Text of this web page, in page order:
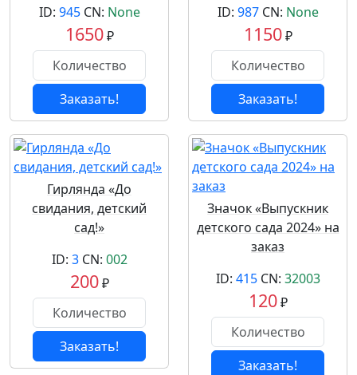
ID: 945CN: None
1650₽
Заказать!
ID: 987CN: None
1150₽
Заказать!
Гирлянда «До
свидания, детский
сад!»
ID: 3CN: 002
200₽
Заказать!
Значок «Выпускник
детского сада 2024» на
заказ
ID: 415CN: 32003
120₽
Заказать!